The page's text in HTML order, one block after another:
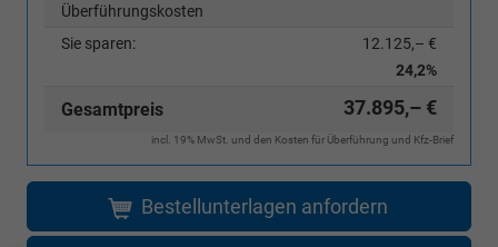
Überführungskosten
Sie sparen:
12.125,– €
24,2%
Gesamtpreis 37.895,– €
incl. 19% MwSt. und den Kosten für Überführung und Kfz-Brief
Bestellunterlagen anfordern